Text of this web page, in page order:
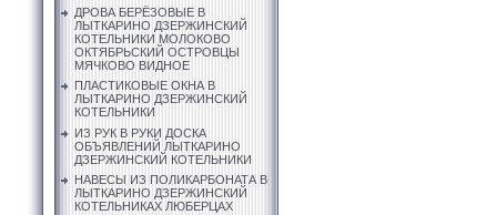
ДРОВА БЕРЁЗОВЫЕ В
ЛЫТКАРИНО ДЗЕРЖИНСКИЙ
КОТЕЛЬНИКИ МОЛОКОВО
ОКТЯБРЬСКИЙ ОСТРОВЦЫ
МЯЧКОВО ВИДНОЕ
ПЛАСТИКОВЫЕ ОКНА В
ЛЫТКАРИНО ДЗЕРЖИНСКИЙ
КОТЕЛЬНИКИ
ИЗ РУК В РУКИ ДОСКА
ОБЪЯВЛЕНИЙ ЛЫТКАРИНО
ДЗЕРЖИНСКИЙ КОТЕЛЬНИКИ
НАВЕСЫ ИЗ ПОЛИКАРБОНАТА В
ЛЫТКАРИНО ДЗЕРЖИНСКИЙ
КОТЕЛЬНИКАХ ЛЮБЕРЦАХ